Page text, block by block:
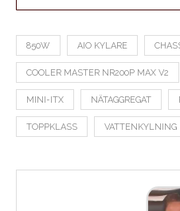
850W AIO KYLARE
COOLER MASTER NR200P MAX V2
MINI-ITX NÄTAGGREGAT
TOPPKLASS VATTENKYLNING